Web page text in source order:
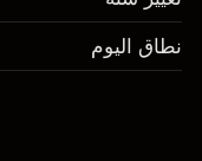
نطاق اليوم